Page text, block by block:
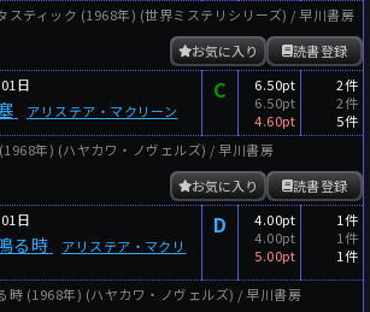
スティック (1968年) (世界ミステリシリーズ) / 早川書房
読書登録
お気に入り
日
アリステア・マクリーン
C
6.50pt
6.50pt
4.60pt
2件
2件
5件
年) (ハヤカワ・ノヴェルズ) / 早川書房
読書登録
お気に入り
日
る時
アリステア・マクリ
D
4.00pt
4.00pt
5.00pt
1件
1件
1件
時 (1968年) (ハヤカワ・ノヴェルズ) / 早川書房